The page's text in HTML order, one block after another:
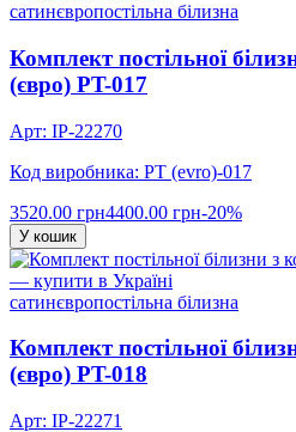
сатинєвропостільна білизна
Комплект постільної
(євро) PT-017
Арт: IP-22270
Код виробника: PT (evro)-017
3520.00 грн4400.00 грн-20%
У кошик
сатинєвропостільна білизна
Комплект постільної
(євро) PT-018
Арт: IP-22271